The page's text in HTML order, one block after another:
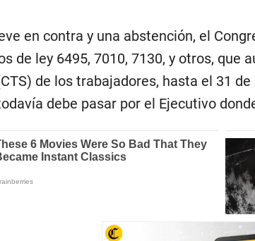
en contra y una abstención, el
de ley 6495, 7010, 7130, y otros, que
de los trabajadores, hasta el 31
debe pasar por el Ejecutivo